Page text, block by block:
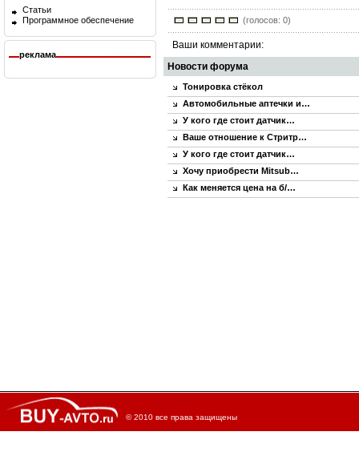
Статьи
Программное обеспечение
реклама
(голосов: 0)
Ваши комментарии:
Новости форума
Тонировка стёкол
Автомобильные аптечки и…
У кого где стоит датчик…
Ваше отношение к Стритр…
У кого где стоит датчик…
Хочу приобрести Mitsub…
Как меняется цена на б/…
© 2010 все права защищены